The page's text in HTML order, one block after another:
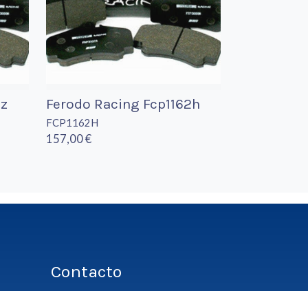
Ferodo Racing Fcp1162h
FCP1162H
157,00 €
Contacto